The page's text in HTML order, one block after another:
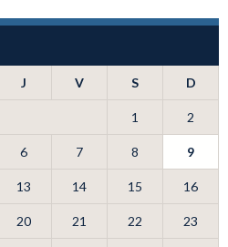
J V S D
1 2
6 7 8 9
13 14 15 16
20 21 22 23